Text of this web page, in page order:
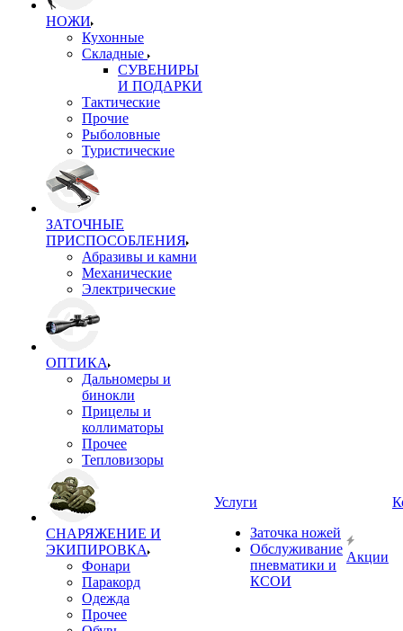
НОЖИ
Кухонные
Складные
СУВЕНИРЫ
И ПОДАРКИ
Тактические
Прочие
Рыболовные
Туристические
ЗАТОЧНЫЕ
ПРИСПОСОБЛЕНИЯ
Абразивы и камни
Механические
Электрические
ОПТИКА
Дальномеры и
бинокли
Прицелы и
коллиматоры
Прочее
Тепловизоры
СНАРЯЖЕНИЕ И
ЭКИПИРОВКА
Фонари
Паракорд
Одежда
Прочее
Услуги
Заточка ножей
Обслуживание
пневматики и
КСОИ
Акции